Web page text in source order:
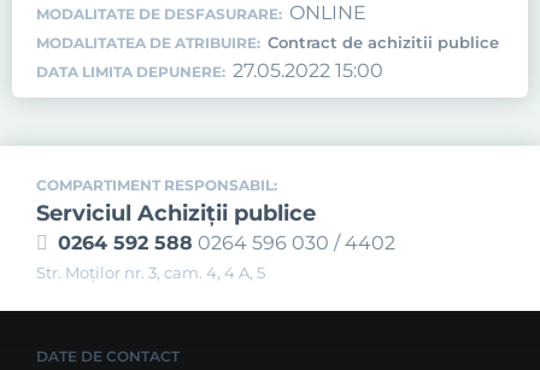
MODALITATE DE DESFASURARE: ONLINE
MODALITATEA DE ATRIBUIRE: Contract de achizitii publice
DATA LIMITA DEPUNERE: 27.05.2022 15:00
COMPARTIMENT RESPONSABIL:
Serviciul Achiziţii publice
0264 592 588 0264 596 030 / 4402
Str. Moţilor nr. 3, cam. 4, 4 A, 5
DATE DE CONTACT